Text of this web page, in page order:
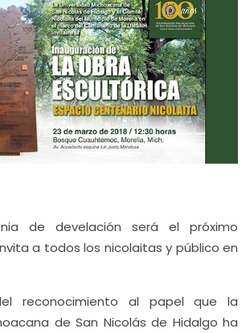
de develación será el próximo
a todos los nicolaitas y público en
reconocimiento al papel que la
de San Nicolás de Hidalgo ha